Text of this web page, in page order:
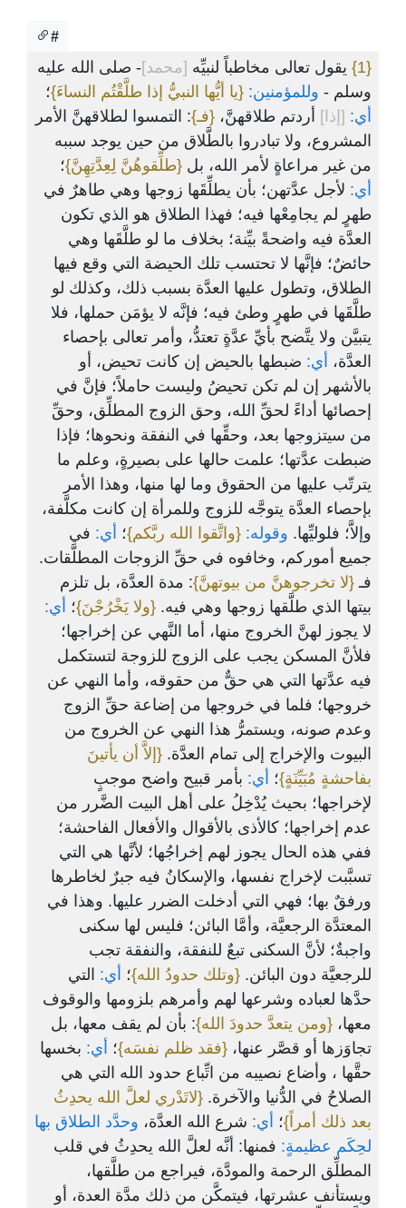
#
{1} يقول تعالى مخاطباً لنبيِّه [محمد]- صلى الله عليه
وسلم - وللمؤمنين: {يا أيُّها النبيُّ إذا طلَّقْتُم النساءَ}؛
أي: [إذا] أردتم طلاقهنَّ، {فـ}: التمسوا لطلاقهنَّ الأمر
المشروع، ولا تبادروا بالطَّلاق من حين يوجد سببه
من غير مراعاةٍ لأمر الله، بل {طلِّقوهُنَّ لِعِدَّتِهِنَّ}؛
أي: لأجل عدَّتهن؛ بأن يطلِّقَها زوجها وهي طاهرٌ في
طهرٍ لم يجامِعْها فيه؛ فهذا الطلاق هو الذي تكون
العدَّة فيه واضحةً بيِّنة؛ بخلاف ما لو طلَّقَها وهي
حائضٌ؛ فإنَّها لا تحتسب تلك الحيضة التي وقع فيها
الطلاق، وتطول عليها العدَّة بسبب ذلك، وكذلك لو
طلَّقَها في طهرٍ وطئ فيه؛ فإنَّه لا يؤمَن حملها، فلا
يتبيَّن ولا يتَّضح بأيِّ عدَّةٍ تعتدُّ، وأمر تعالى بإحصاء
العدَّة، أي: ضبطها بالحيض إن كانت تحيض، أو
بالأشهر إن لم تكن تحيضُ وليست حاملاً؛ فإنَّ في
إحصائها أداءً لحقِّ الله، وحق الزوج المطلِّق، وحقِّ
من سيتزوجها بعد، وحقِّها في النفقة ونحوها؛ فإذا
ضبطت عدَّتها؛ علمت حالها على بصيرةٍ، وعلم ما
يترتّب عليها من الحقوق وما لها منها، وهذا الأمر
بإحصاء العدَّة يتوجَّه للزوج وللمرأة إن كانت مكلَّفة،
وإلاَّ؛ فلوليِّها. وقوله: {واتَّقوا الله ربَّكم}؛ أي: في
جميع أموركم، وخافوه في حقِّ الزوجات المطلَّقات.
فـ {لا تخرجوهنَّ من بيوتهنَّ}: مدة العدَّة، بل تلزم
بيتها الذي طلَّقها زوجها وهي فيه. {ولا يَخْرُجْنَ}؛ أي:
لا يجوز لهنَّ الخروج منها، أما النَّهي عن إخراجها؛
فلأنَّ المسكن يجب على الزوج للزوجة لتستكمل
فيه عدَّتها التي هي حقٌّ من حقوقه، وأما النهي عن
خروجها؛ فلما في خروجها من إضاعة حقِّ الزوج
وعدم صونه، ويستمرُّ هذا النهي عن الخروج من
البيوت والإخراج إلى تمام العدَّة. {إلاَّ أن يأتينَ
بفاحشةٍ مُبَيِّنَةٍ}؛ أي: بأمر قبيح واضح موجبٍ
لإخراجها؛ بحيث يُدْخِلُ على أهل البيت الضَّرر من
عدم إخراجها؛ كالأذى بالأقوال والأفعال الفاحشة؛
ففي هذه الحال يجوز لهم إخراجُها؛ لأنَّها هي التي
تسبَّبت لإخراج نفسها، والإسكانُ فيه جبرٌ لخاطرها
ورفقٌ بها؛ فهي التي أدخلت الضرر عليها. وهذا في
المعتدَّة الرجعيَّة، وأمَّا البائن؛ فليس لها سكنى
واجبةٌ؛ لأنَّ السكنى تبعٌ للنفقة، والنفقة تجب
للرجعيَّة دون البائن. {وتلك حدودُ الله}؛ أي: التي
حدَّها لعباده وشرعها لهم وأمرهم بلزومها والوقوف
معها، {ومن يتعدَّ حدودَ الله}: بأن لم يقف معها، بل
تجاوَزها أو قصَّر عنها، {فقد ظلم نفسَه}؛ أي: بخسها
حقَّها ، وأضاع نصيبه من اتِّباع حدود الله التي هي
الصلاحُ في الدُّنيا والآخرة. {لاتَدْري لعلَّ الله يحدِثُ
بعد ذلك أمراً}؛ أي: شرع الله العدَّة، وحدَّد الطلاق بها
لحِكَم عظيمةٍ: فمنها: أنَّه لعلَّ الله يحدِثُ في قلب
المطلِّق الرحمة والمودَّة، فيراجع من طلَّقها،
ويستأنف عشرتها، فيتمكَّن من ذلك مدَّة العدة، أو